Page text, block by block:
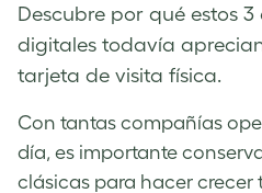
Descubre por qué estos
digitales todavía
tarjeta de visita física.
Con tantas compañías
día, es importante
clásicas para hacer crecer